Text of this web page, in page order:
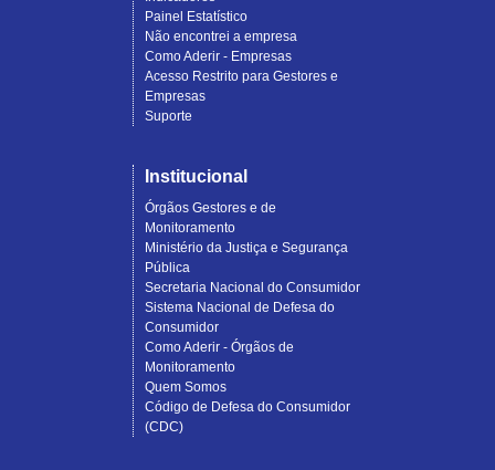
Painel Estatístico
Não encontrei a empresa
Como Aderir - Empresas
Acesso Restrito para Gestores e
Empresas
Suporte
Institucional
Órgãos Gestores e de
Monitoramento
Ministério da Justiça e Segurança
Pública
Secretaria Nacional do Consumidor
Sistema Nacional de Defesa do
Consumidor
Como Aderir - Órgãos de
Monitoramento
Quem Somos
Código de Defesa do Consumidor
(CDC)